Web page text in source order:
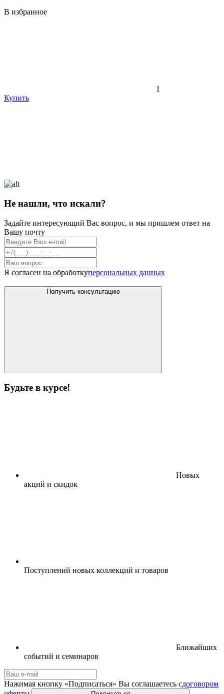
В избранное
1
Купить
Не нашли, что искали?
Задайте интересующий Вас вопрос, и мы пришлем ответ на
Вашу почту
Я согласен на обработкуперсональных данных
Получить консультацию
Будьте в курсе!
Новых
акций и скидок
Поступлений новых коллекций и товаров
Ближайших
событий и семинаров
Нажимая кнопку «Подписаться» Вы соглашаетесь сдоговором